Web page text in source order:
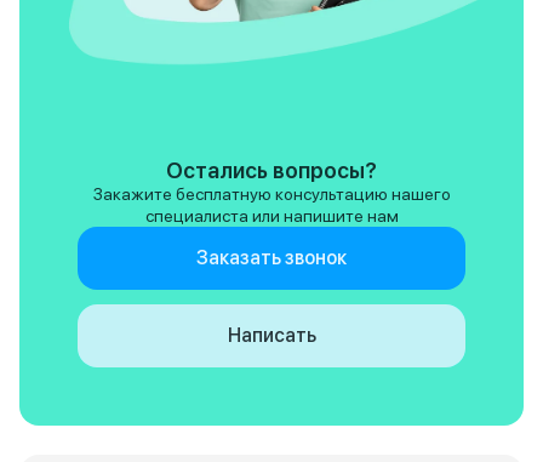
Остались вопросы?
Закажите бесплатную консультацию нашего
специалиста или напишите нам
Заказать звонок
Написать